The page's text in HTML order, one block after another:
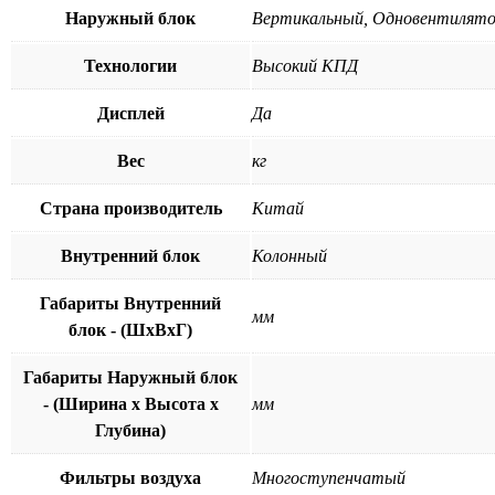
Наружный блок Вертикальный,
Технологии Высокий КПД
Дисплей Да
Вес кг
Страна производитель Китай
Внутренний блок Колонный
Габариты Внутренний
блок - (ШхВхГ)
мм
Габариты Наружный блок
- (Ширина х Высота х
Глубина)
мм
Фильтры воздуха Многоступенчатый